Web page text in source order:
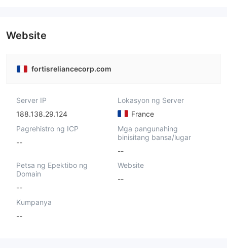
Pangunahing label na MT4
Website
fortisreliancecorp.com
Server IP
188.138.29.124
Lokasyon ng Server
France
Pagrehistro ng ICP
--
Mga pangunahing
binisitang bansa/lugar
--
Petsa ng Epektibo ng
Domain
--
Website
--
Kumpanya
--